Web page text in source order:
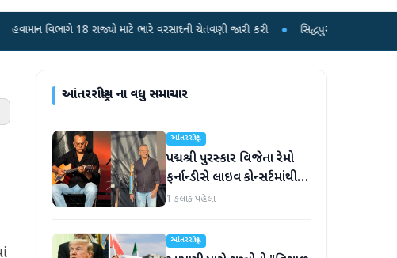
રાજ્યો માટે ભારે વરસાદની ચેતવણી જારી કરી ● સિદ્ધપુરથી બોમ્બ બનાવવાની સામગ્રી સાથે
આંતરરાષ્ટ્રીયના વધુ સમાચાર
આંતરરાષ્ટ્રીય
પદ્મશ્રી પુરસ્કાર વિજેતા રેમો
ફર્નાન્ડીસે લાઇવ કોન્સર્ટમાંથી
નિવૃત્તિની જાહેરાત કરી
1 કલાક પહેલા
આંતરરાષ્ટ્રીય